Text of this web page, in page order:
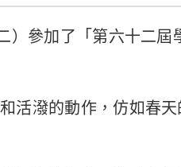
）參加了「第六十二
活潑的動作，仿如春